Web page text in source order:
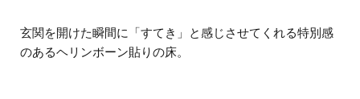
玄関を開けた瞬間に「すてき」と感じさせてくれる特別感
のあるヘリンボーン貼りの床。